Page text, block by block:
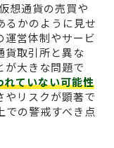
想通貨の売買や
るかのように見せ
運営体制やサービ
貨取引所と異な
が大きな問題で
ていない可能性
やリスクが顕著で
での警戒すべき点